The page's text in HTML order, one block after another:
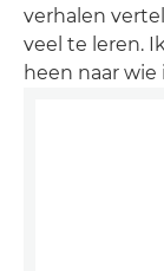
verhalen
veel te leren.
heen naar wie